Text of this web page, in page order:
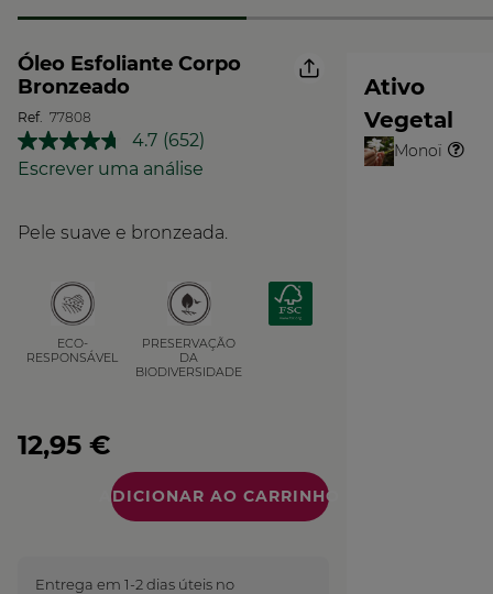
Óleo Esfoliante Corpo
Bronzeado
Ref. 77808
4.7 Leu
652
a
(652)
Escrever uma análise
Pele suave e bronzeada.
ECO-
RESPONSÁVEL
PRESERVAÇÃO
DA
BIODIVERSIDADE
12,95 €
Quantidade
Entrega em 1-2 dias úteis no
Ativo
Vegetal
O
Monoï